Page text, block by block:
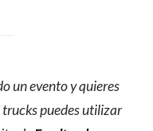
un evento y quieres
puedes utilizar